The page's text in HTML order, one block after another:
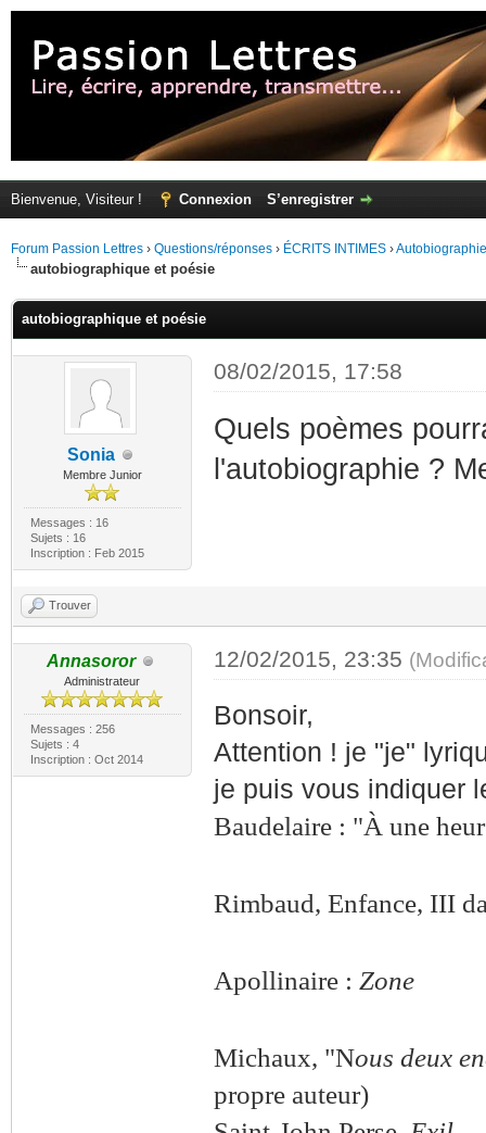
Bienvenue, Visiteur ! Connexion S’enregistrer
Forum Passion Lettres › Questions/réponses › ÉCRITS INTIMES ›Autobiographie
autobiographique et poésie
autobiographique et poésie
Sonia
Membre Junior
Messages : 16
Sujets : 16
Inscription : Feb 2015
08/02/2015, 17:58
Quels poèmes
l'autobiographie ?
Trouver
Annasoror
Administrateur
Messages : 256
Sujets : 4
Inscription : Oct 2014
12/02/2015, 23:35
Bonsoir,
Attention ! je "je"
je puis vous indiquer
Baudelaire : "À une
Rimbaud, Enfance, III
Apollinaire : Zone
Michaux, "Nous deux
propre auteur)